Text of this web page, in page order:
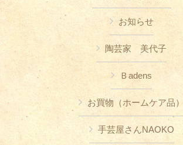
お知らせ
陶芸家 美代子
Ｂadens
お買物（ホームケア品）
手芸屋さんNAOKO